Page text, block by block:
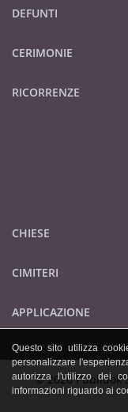
DEFUNTI
CERIMONIE
RICORRENZE
CHIESE
CIMITERI
APPLICAZIONE
© 2026 Publidok
Questo sito utilizza
personalizzare
autorizza l'utilizzo dei
informazioni riguardo ai